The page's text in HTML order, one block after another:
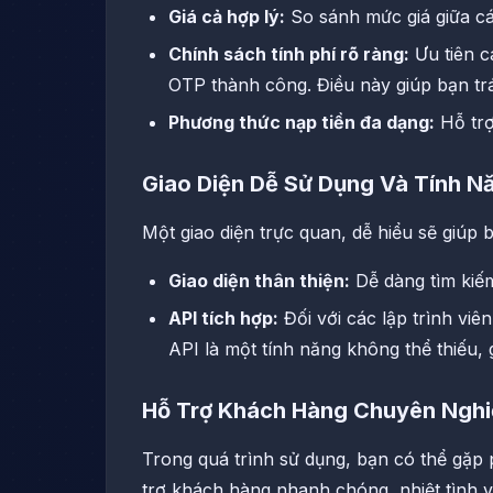
Giá cả hợp lý: So sánh mức giá giữa
Chính sách tính phí rõ ràng: Ưu tiên
OTP thành công. Điều này giúp bạn
Phương thức nạp tiền đa dạng: Hỗ
Giao Diện Dễ Sử Dụng Và Tính
Một giao diện trực quan, dễ hiểu sẽ giúp
Giao diện thân thiện: Dễ dàng tìm
API tích hợp: Đối với các lập trình
API là một tính năng không thể
Hỗ Trợ Khách Hàng Chuyên
Trong quá trình sử dụng, bạn có thể